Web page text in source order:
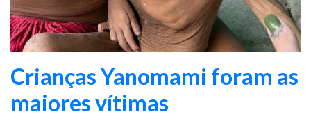
Crianças Yanomami foram as
maiores vítimas